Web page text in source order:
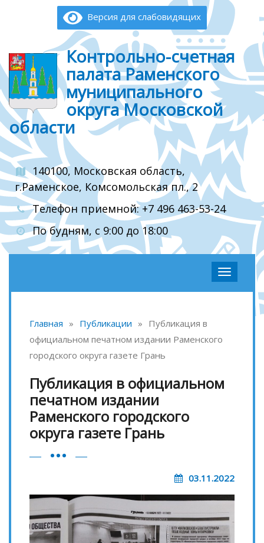
Версия для слабовидящих
Контрольно-счетная
палата Раменского
муниципального
округа Московской
области
140100, Московская область,
г.Раменское, Комсомольская пл., 2
Телефон приемной: +7 496 463-53-24
По будням, с 9:00 до 18:00
Главная » Публикации » Публикация в
официальном печатном издании Раменского
городского округа газете Грань
Публикация в официальном
печатном издании
Раменского городского
округа газете Грань
03.11.2022